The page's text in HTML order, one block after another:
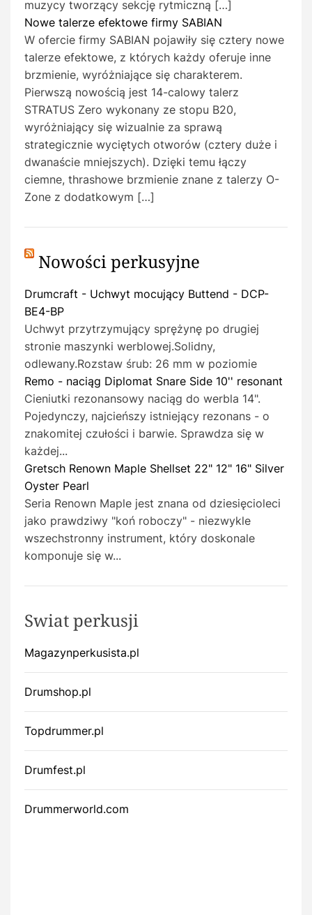
muzycy tworzący sekcję rytmiczną […]
Nowe talerze efektowe firmy SABIAN
W ofercie firmy SABIAN pojawiły się cztery nowe
talerze efektowe, z których każdy oferuje inne
brzmienie, wyróżniające się charakterem.
Pierwszą nowością jest 14-calowy talerz
STRATUS Zero wykonany ze stopu B20,
wyróżniający się wizualnie za sprawą
strategicznie wyciętych otworów (cztery duże i
dwanaście mniejszych). Dzięki temu łączy
ciemne, thrashowe brzmienie znane z talerzy O-
Zone z dodatkowym […]
Nowości perkusyjne
Drumcraft - Uchwyt mocujący Buttend - DCP-
BE4-BP
Uchwyt przytrzymujący sprężynę po drugiej
stronie maszynki werblowej.Solidny,
odlewany.Rozstaw śrub: 26 mm w poziomie
Remo - naciąg Diplomat Snare Side 10'' resonant
Cieniutki rezonansowy naciąg do werbla 14".
Pojedynczy, najcieńszy istniejący rezonans - o
znakomitej czułości i barwie. Sprawdza się w
każdej...
Gretsch Renown Maple Shellset 22" 12" 16" Silver
Oyster Pearl
Seria Renown Maple jest znana od dziesięcioleci
jako prawdziwy "koń roboczy" - niezwykle
wszechstronny instrument, który doskonale
komponuje się w...
Swiat perkusji
Magazynperkusista.pl
Drumshop.pl
Topdrummer.pl
Drumfest.pl
Drummerworld.com